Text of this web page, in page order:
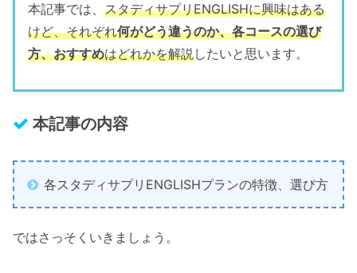
本記事では、 スタディサプリENGLISHに興味はある
けど、それぞれ何がどう違うのか、各コースの選び
方、おすすめはどれかを解説したいと思います。
本記事の内容
各スタディサプリENGLISHプランの特徴、選び方
ではさっそくいきましょう。